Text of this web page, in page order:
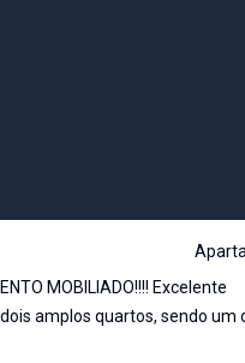
Excelente
amplos quartos, sendo um